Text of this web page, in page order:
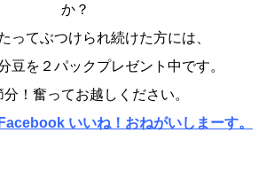
か？
ってぶつけられ続けた方には、
豆を２パックプレゼント中です。
分！奮ってお越しください。
いいね！おねがいしまーす。